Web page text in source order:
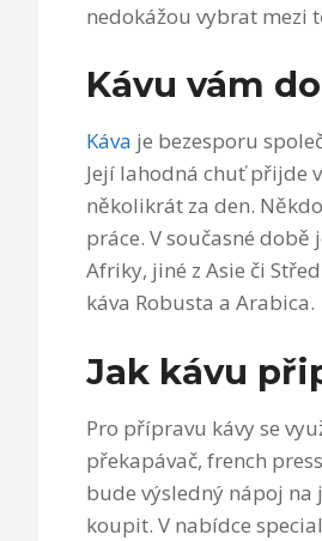
nedokážou vybrat mezi
Kávu vám
Káva je bezesporu
Její lahodná chuť přijde
několikrát za den.
práce. V současné době
Afriky, jiné z Asie či
káva Robusta a Arabica.
Jak kávu
Pro přípravu kávy se
překapávač, french
bude výsledný nápoj na
koupit. V nabídce